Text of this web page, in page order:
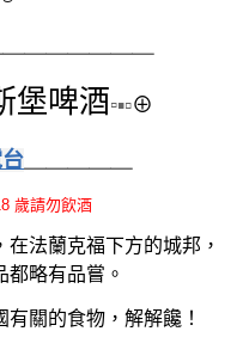
堡啤酒▫▪▫⊕
歲請勿飲酒
法蘭克福下方的城邦，
都略有品嘗。
關的食物，解解饞！